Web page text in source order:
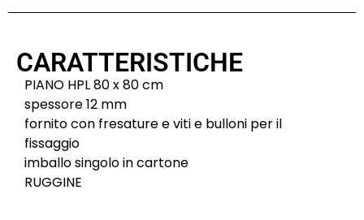
CARATTERISTICHE
PIANO HPL 80 x 80 cm
spessore 12 mm
fornito con fresature e viti e bulloni per il
fissaggio
imballo singolo in cartone
RUGGINE